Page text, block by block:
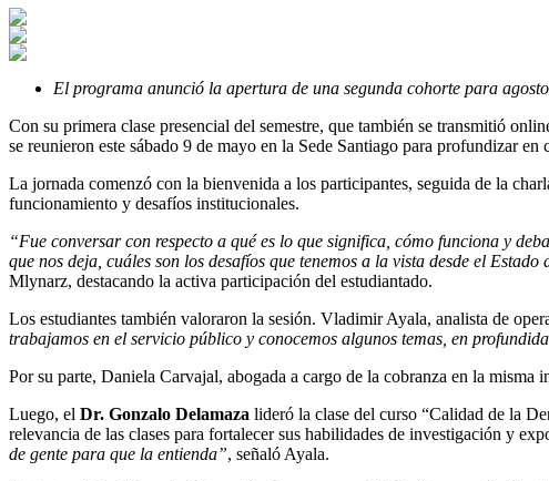
El programa anunció la apertura de una segunda cohorte para
Con su primera clase presencial del semestre, que también se transmitió
se reunieron este sábado 9 de mayo en la Sede Santiago para profundizar
La jornada comenzó con la bienvenida a los participantes, seguida de la
funcionamiento y desafíos institucionales.
“Fue conversar con respecto a qué es lo que significa, cómo funciona y
que nos deja, cuáles son los desafíos que tenemos a la vista desde el
Mlynarz, destacando la activa participación del estudiantado.
Los estudiantes también valoraron la sesión. Vladimir Ayala, analista de
trabajamos en el servicio público y conocemos algunos temas, en
Por su parte, Daniela Carvajal, abogada a cargo de la cobranza en la misma
Luego, el Dr. Gonzalo Delamaza lideró la clase del curso “Calidad de la
relevancia de las clases para fortalecer sus habilidades de investigación y
de gente para que la entienda”, señaló Ayala.